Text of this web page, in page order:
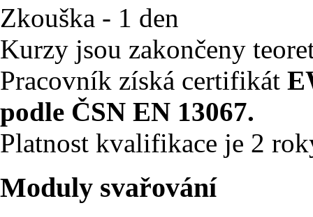
Zkouška - 1 den
Kurzy jsou zakončeny
Pracovník získá certifikát
podle ČSN EN 13067.
Platnost kvalifikace je 2
Moduly svařování